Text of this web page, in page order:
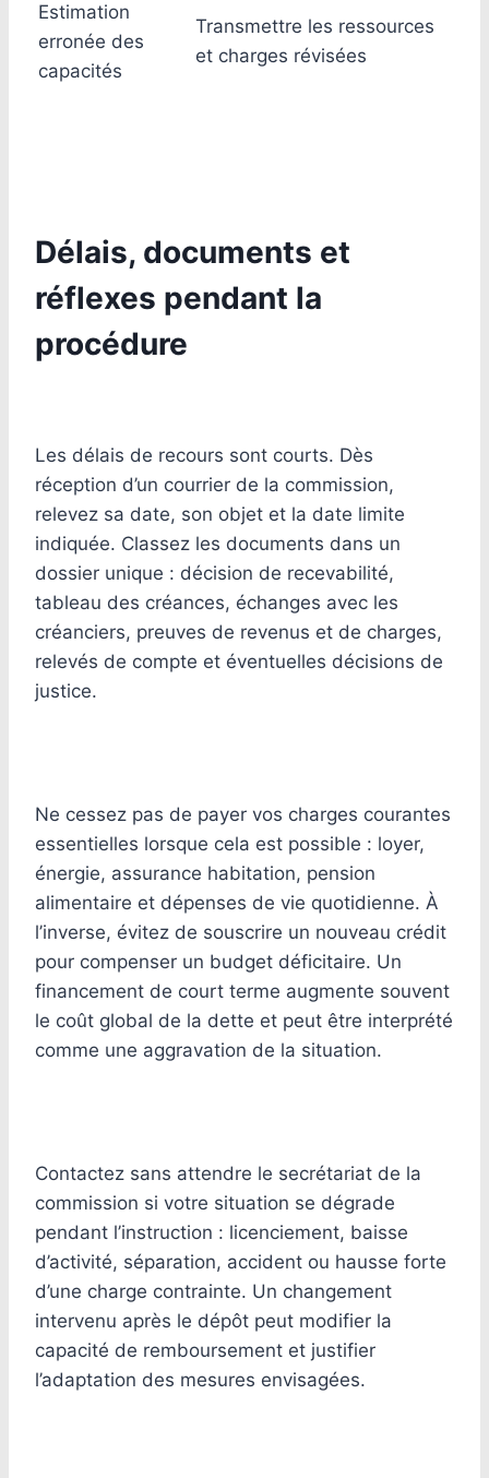
Estimation
erronée des
capacités
Transmettre les ressources
et charges révisées
Délais, documents et
réflexes pendant la
procédure
Les délais de recours sont courts. Dès
réception d’un courrier de la commission,
relevez sa date, son objet et la date limite
indiquée. Classez les documents dans un
dossier unique : décision de recevabilité,
tableau des créances, échanges avec les
créanciers, preuves de revenus et de charges,
relevés de compte et éventuelles décisions de
justice.
Ne cessez pas de payer vos charges courantes
essentielles lorsque cela est possible : loyer,
énergie, assurance habitation, pension
alimentaire et dépenses de vie quotidienne. À
l’inverse, évitez de souscrire un nouveau crédit
pour compenser un budget déficitaire. Un
financement de court terme augmente souvent
le coût global de la dette et peut être interprété
comme une aggravation de la situation.
Contactez sans attendre le secrétariat de la
commission si votre situation se dégrade
pendant l’instruction : licenciement, baisse
d’activité, séparation, accident ou hausse forte
d’une charge contrainte. Un changement
intervenu après le dépôt peut modifier la
capacité de remboursement et justifier
l’adaptation des mesures envisagées.